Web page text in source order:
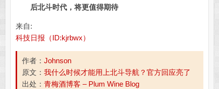
后北斗时代，将更值得期待
来自:
科技日报（ID:kjrbwx）
作者： Johnson
原文： 我什么时候才能用上北斗导航？官方回应亮了
出处： 青梅酒博客 – Plum Wine Blog